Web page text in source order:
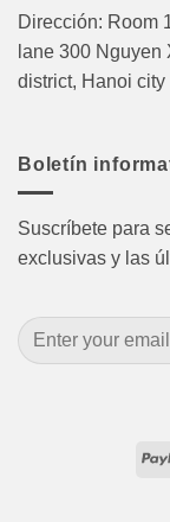
Dirección: Room
lane 300 Nguyen
district, Hanoi city
Boletín
Suscríbete para
exclusivas y las